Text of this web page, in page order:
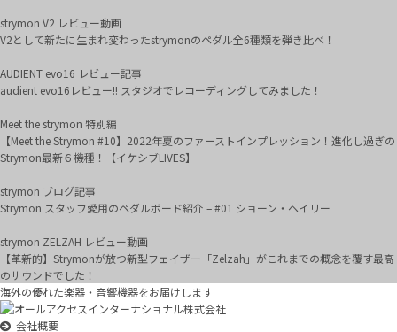
strymon V2 レビュー動画
V2として新たに生まれ変わったstrymonのペダル全6種類を弾き比べ！
AUDIENT evo16 レビュー記事
audient evo16レビュー!! スタジオでレコーディングしてみました！
Meet the strymon 特別編
【Meet the Strymon #10】2022年夏のファーストインプレッション！進化し過ぎの
Strymon最新６機種！【イケシブLIVES】
strymon ブログ記事
Strymon スタッフ愛用のペダルボード紹介 – #01 ショーン・ヘイリー
strymon ZELZAH レビュー動画
【革新的】Strymonが放つ新型フェイザー「Zelzah」がこれまでの概念を覆す最高
のサウンドでした！
海外の優れた楽器・音響機器をお届けします
会社概要